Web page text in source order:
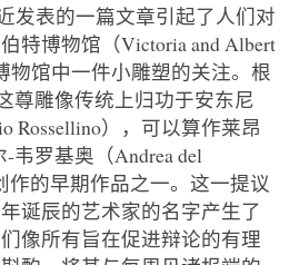
发表的一篇文章引起了人们对
特博物馆（Victoria and Albert
物馆中一件小雕塑的关注。根
尊雕像传统上归功于安东尼
Rossellino），可以算作莱昂
韦罗基奥（Andrea del
作的早期作品之一。这一提议
诞辰的艺术家的名字产生了
像所有旨在促进辩论的有理